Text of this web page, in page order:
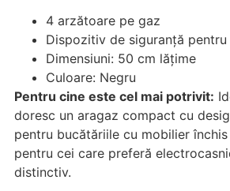
4 arzătoare pe gaz
Dispozitiv de siguranță
Dimensiuni: 50 cm lățime
Culoare: Negru
Pentru cine este cel mai potrivit:
doresc un aragaz compact cu
pentru bucătăriile cu mobilier
pentru cei care preferă
distinctiv.